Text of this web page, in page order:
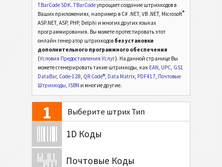
TBarCode SDK.TBarCodeупрощает создание штрихкодов в
Ваших приложениях, например в C# .NET, VB .NET, Microsoft®
ASP.NET, ASP, PHP, Delphi и многих других языках
программирования. Вы можете протестировать этот
онлайн генератор штрихкодов без установки
дополнительного программного обеспечения
(Условия Предоставления Услуг). На данной странице Вы
можете сгенерировать такие штрихкоды, как EAN, UPC, GS1
DataBar, Code-128, QR Code®, Data Matrix, PDF417, Почтовые
Штрихкоды, ISBN и многие другие.
1 Выберите штрих Тип
1D Коды
Почтовые Коды